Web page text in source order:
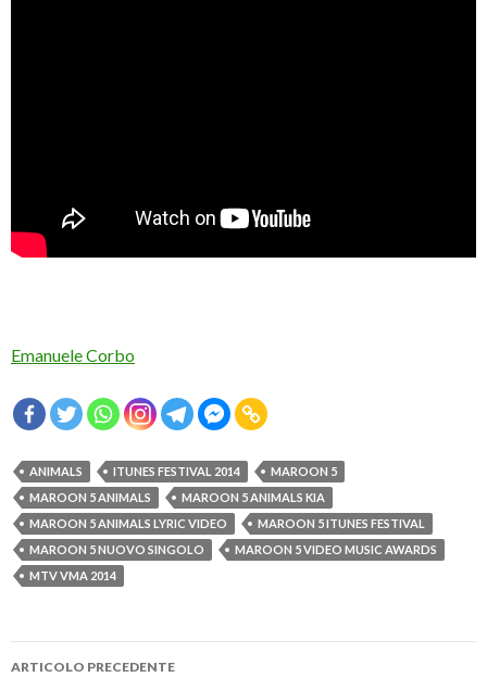
Emanuele Corbo
ANIMALS ITUNES FESTIVAL 2014
MAROON 5
MAROON 5 ANIMALS
MAROON 5 ANIMALS KIA
MAROON 5 ANIMALS LYRIC VIDEO
MAROON 5 ITUNES FESTIVAL
MAROON 5 NUOVO SINGOLO
MAROON 5 VIDEO MUSIC AWARDS
MTV VMA 2014
Navigazione
ARTICOLO PRECEDENTE